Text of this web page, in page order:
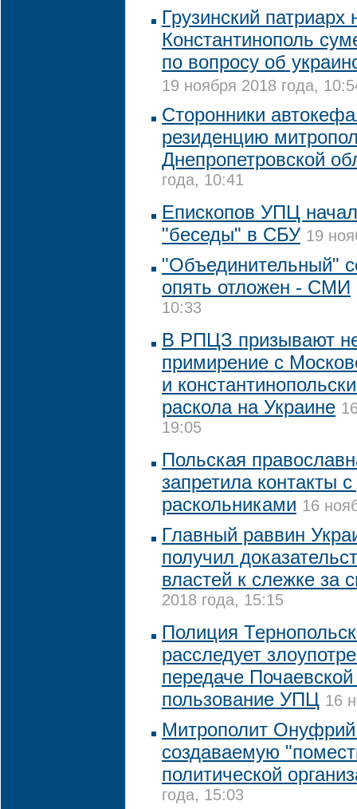
Грузинский
Константинополь
по вопросу об
19 ноября 2018 года,
Сторонники
резиденцию
Днепропетровской
года, 10:41
Епископов УПЦ
"беседы" в СБУ 19
"Объединительный"
опять отложен - СМИ
10:33
В РПЦЗ призывают
примирение с
и
раскола на Украине
19:05
Польская
запретила контакты
раскольниками 16
Главный раввин
получил
властей к слежке за
2018 года, 15:15
Полиция
расследует
передаче
пользование УПЦ 16
Митрополит
создаваемую
политической
года, 15:03